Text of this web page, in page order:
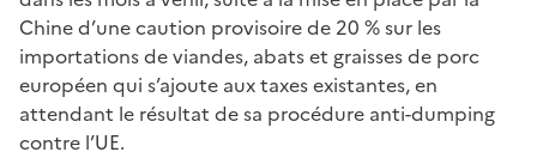
Chine d’une caution provisoire de 20 % sur les
importations de viandes, abats et graisses de porc
européen qui s’ajoute aux taxes existantes, en
attendant le résultat de sa procédure anti-dumping
contre l’UE.